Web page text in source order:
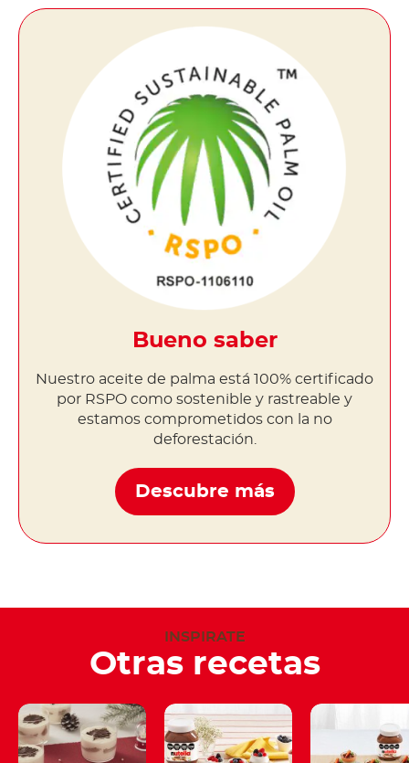
Bueno saber
Nuestro aceite de palma está 100% certificado
por RSPO como sostenible y rastreable y
estamos comprometidos con la no
deforestación.
Descubre más
INSPIRATE
Otras recetas